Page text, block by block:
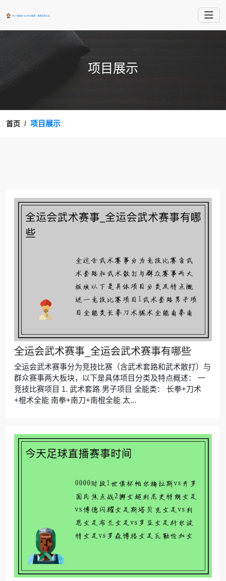
项目展示
首页 项目展示
全运会武术赛事_全运会武术赛事有哪些
全运会武术赛事分为竞技比赛（含武术套路和武术散打）与
群众赛事两大板块，以下是具体项目分类及特点概述： 一
竞技比赛项目 1. 武术套路 男子项目 全能类： 长拳+刀术
+棍术全能 南拳+南刀+南棍全能 太...